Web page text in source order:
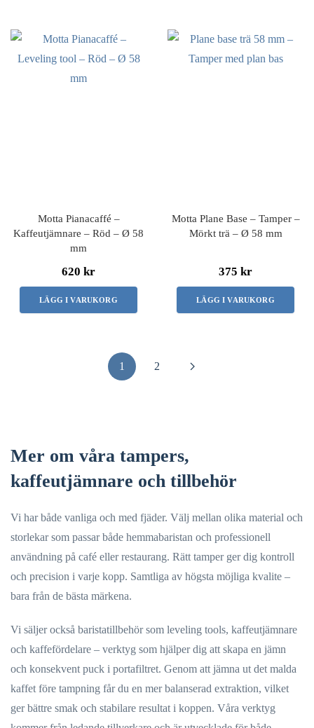
Motta Pianacaffé –
Kaffeutjämnare – Röd – Ø 58
mm
620 kr
LÄGG I VARUKORG
Motta Plane Base – Tamper –
Mörkt trä – Ø 58 mm
375 kr
LÄGG I VARUKORG
1 2
Mer om våra tampers,
kaffeutjämnare och tillbehör
Vi har både vanliga och med fjäder. Välj mellan olika material och
storlekar som passar både hemmabaristan och professionell
användning på café eller restaurang. Rätt tamper ger dig kontroll
och precision i varje kopp. Samtliga av högsta möjliga kvalite –
bara från de bästa märkena.
Vi säljer också baristatillbehör som leveling tools, kaffeutjämnare
och kaffefördelare – verktyg som hjälper dig att skapa en jämn
och konsekvent puck i portafiltret. Genom att jämna ut det malda
kaffet före tampning får du en mer balanserad extraktion, vilket
ger bättre smak och stabilare resultat i koppen. Våra verktyg